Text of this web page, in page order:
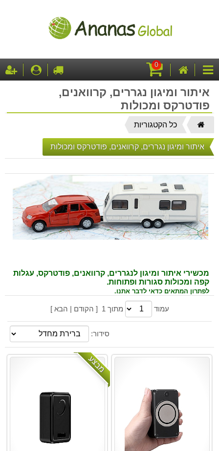
קטגוריותהבית
קניות
0 לקופה
איתור ומיגון נגררים, קרוואנים,
פודטרקס ומכולות
דף
הבית
כל הקטגוריות
איתור ומיגון נגררים, קרוואנים, פודטרקס ומכולות
מכשירי איתור ומיגון לנגררים, קרוואנים, פודטרקס, עגלות
קפה ומכולות סגורות ופתוחות.
לפתרון המתאים כדאי לדבר אתנו.
עמוד מתוך 1 [ הקודם | הבא ]
סידור:
מבצע